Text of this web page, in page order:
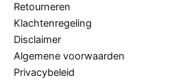
Retourneren
Klachtenregeling
Disclaimer
Algemene voorwaarden
Privacybeleid